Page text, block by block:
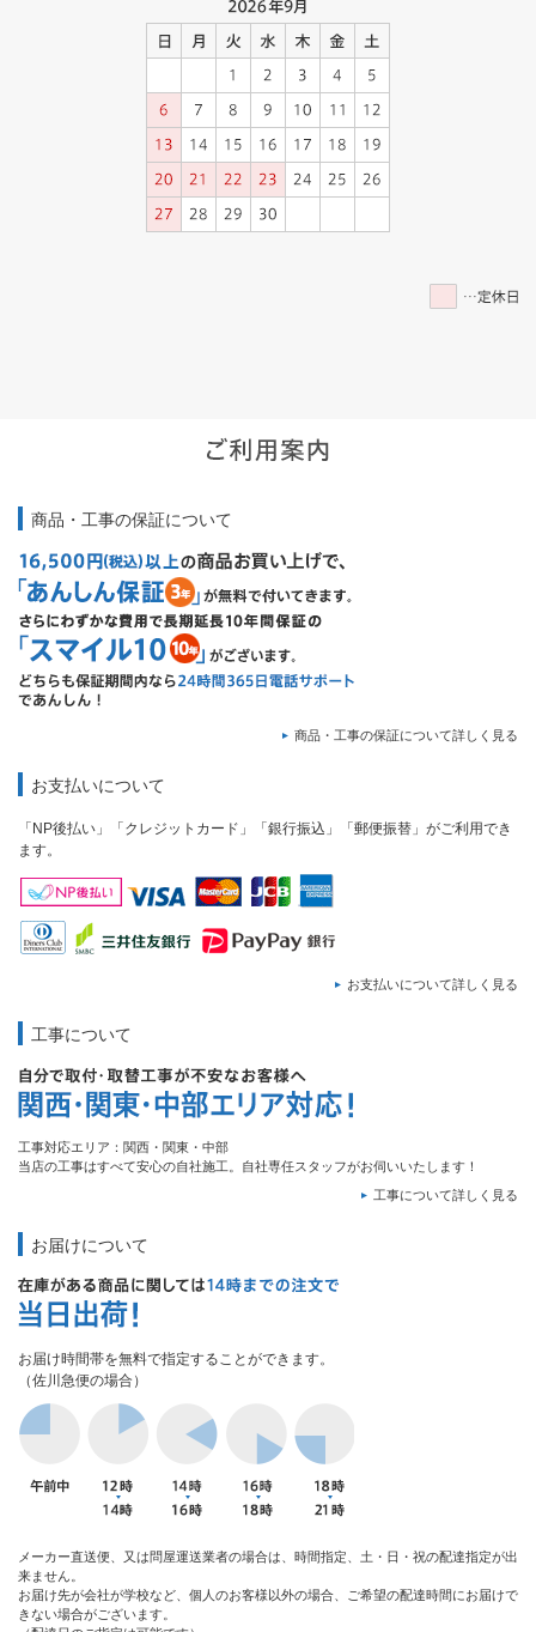
商品・工事の保証について
商品・工事の保証について詳しく見る
お支払いについて
「NP後払い」「クレジットカード」「銀行振込」「郵便振替」がご利用でき
ます。
お支払いについて詳しく見る
工事について
工事対応エリア：関西・関東・中部
当店の工事はすべて安心の自社施工。自社専任スタッフがお伺いいたします！
工事について詳しく見る
お届けについて
お届け時間帯を無料で指定することができます。
（佐川急便の場合）
メーカー直送便、又は問屋運送業者の場合は、時間指定、土・日・祝の配達指定が出
来ません。
お届け先が会社が学校など、個人のお客様以外の場合、ご希望の配達時間にお届けで
きない場合がございます。